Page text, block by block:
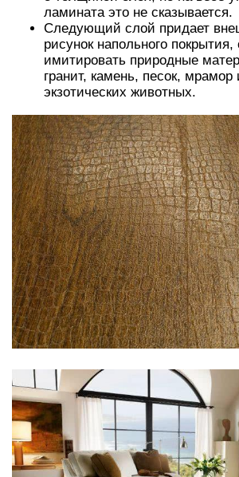
ламината это не сказывается.
Следующий слой придает
рисунок напольного
имитировать природные
гранит, камень, песок,
экзотических животных.